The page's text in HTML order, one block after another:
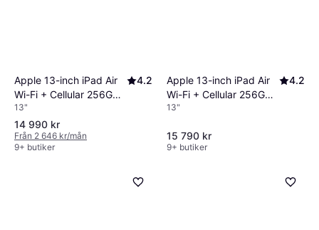
Apple 13-inch iPad Air
Wi-Fi + Cellular 256GB -
Blue (M4)
4.2
13"
14 990 kr
Från 2 646 kr/mån
9+ butiker
Apple 13-inch iPad Air
Wi-Fi + Cellular 256GB -
Starlight (M4)
4.2
13"
15 790 kr
9+ butiker